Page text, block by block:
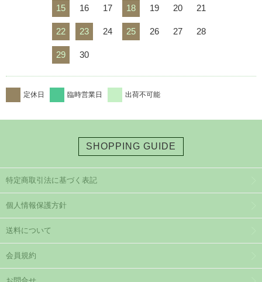
15 16 17 18 19 20 21
22 23 24 25 26 27 28
29 30
定休日 臨時営業日 出荷不可能
SHOPPING GUIDE
特定商取引法に基づく表記
個人情報保護方針
送料について
会員規約